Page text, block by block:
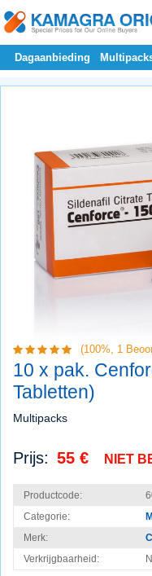
Dagaanbieding
(100%, 1
10 x pak.
Tabletten)
Multipacks
Prijs: 55 € NIET
Productcode:
Categorie:
Merk:
Verkrijgbaarheid: